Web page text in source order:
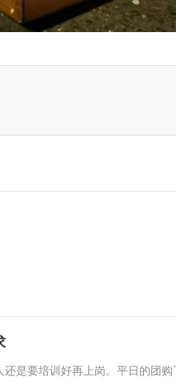
要培训好再上岗。平日的团